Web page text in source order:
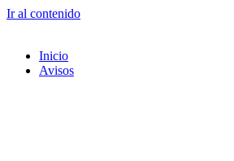
Ir al contenido
Inicio
Avisos